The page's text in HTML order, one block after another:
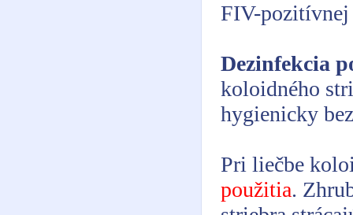
FIV-pozitívnej
Dezinfekcia
koloidného
hygienicky
Pri liečbe
použitia.